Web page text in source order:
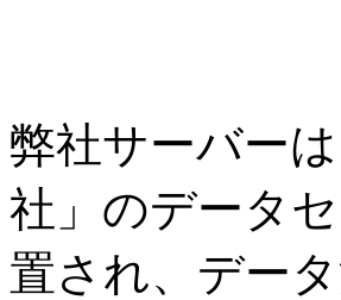
弊社サーバー
社」のデータ
置され、デー